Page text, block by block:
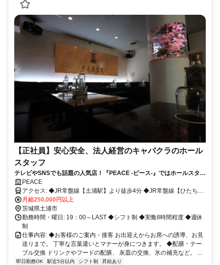
【正社員】安心安全、法人経営のキャバクラのホール
スタッフ
テレビやSNSでも話題の人気店！『PEACE -ピース-』ではホールスタッ
フを大募集♪今の自分に満足していますか？当店は「過去」ではなく、あ
なたの「変化しようとする意志」を評価します。スピード昇格も可能！
PEACE
アクセス: ◆JR常盤線【土浦駅】より徒歩4分 ◆JR常盤線【ひたち野
うしく駅】より車で21分
月給250,000円以上
茨城県土浦市
勤務時間・曜日: 19：00～LAST ◆シフト制 ◆実働8時間程度 ◆週休
制
仕事内容: ◆お客様のご案内・接客 お出迎えからお席への誘導、お見
送りまで。 丁寧な言葉遣いとマナーが身につきます。 ◆配膳・テー
ブル交換 ドリンクやフードの配膳、 灰皿の交換、氷の補充など。 ...
即日勤務OK 駅近5分以内 シフト制 昇給あり